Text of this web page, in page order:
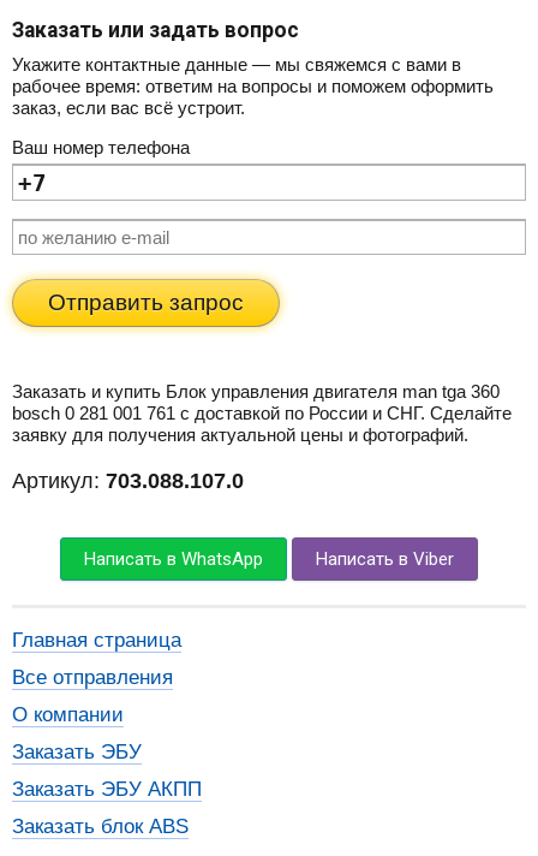
Заказать или задать вопрос
Укажите контактные данные — мы свяжемся с вами в
рабочее время: ответим на вопросы и поможем оформить
заказ, если вас всё устроит.
Ваш номер телефона
Отправить запрос
Заказать и купить Блок управления двигателя man tga 360
bosch 0 281 001 761 с доставкой по России и СНГ. Сделайте
заявку для получения актуальной цены и фотографий.
Артикул: 703.088.107.0
Написать в WhatsApp Написать в Viber
Главная страница
Все отправления
О компании
Заказать ЭБУ
Заказать ЭБУ АКПП
Заказать блок ABS